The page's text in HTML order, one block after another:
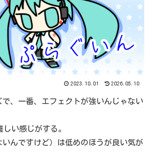
2023.10.01 2026.05.10
、一番、エフェクトが強いんじゃない
い感じがする。
いんですけど）は低めのほうが良い気が